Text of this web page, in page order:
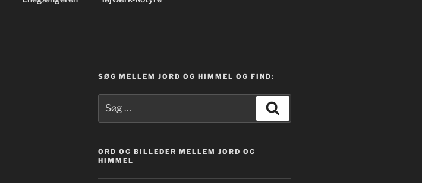
SØG MELLEM JORD OG HIMMEL OG FIND:
efter:
ORD OG BILLEDER MELLEM JORD OG
HIMMEL